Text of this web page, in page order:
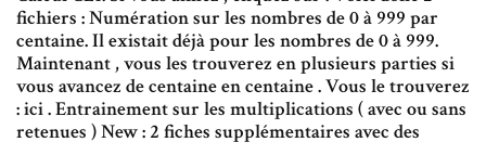
fichiers : Numération sur les nombres de 0 à 999 par
centaine. Il existait déjà pour les nombres de 0 à 999.
Maintenant , vous les trouverez en plusieurs parties si
vous avancez de centaine en centaine . Vous le trouverez
: ici . Entrainement sur les multiplications ( avec ou sans
retenues ) New : 2 fiches supplémentaires avec des